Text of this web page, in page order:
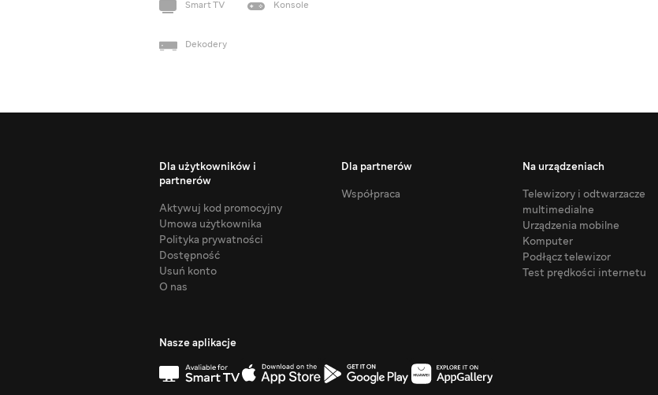
Smart TV Konsole
Dekodery
Dla użytkowników i
partnerów
Aktywuj kod promocyjny
Umowa użytkownika
Polityka prywatności
Dostępność
Usuń konto
O nas
Dla partnerów
Współpraca
Na urządzeniach
Telewizory i odtwarzacze
multimedialne
Urządzenia mobilne
Komputer
Podłącz telewizor
Test prędkości internetu
Nasze aplikacje